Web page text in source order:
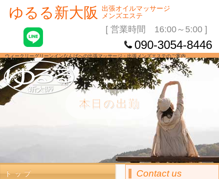
ゆるる新大阪
出張オイルマッサージ
メンズエステ
[ 営業時間 16:00～5:00 ]
090-3054-8446
本日の出勤
ウィークリーグリーンインなんばへの出張マッサージ・出張メンズエステのご案内
トップ Contact us